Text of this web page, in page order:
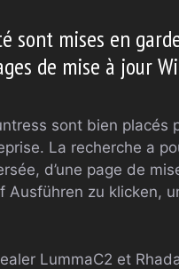
sont mises en
de mise à jour
sont bien placés
La recherche a
d’une page de
Ausführen zu klicken,
LummaC2 et